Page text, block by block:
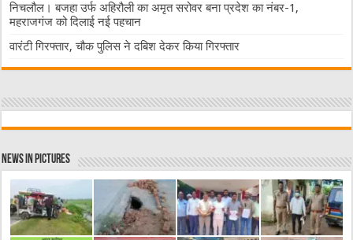
निचलौल। बजहा उर्फ अहिरौली का अमृत सरोवर बना प्रदेश का नंबर-1,
महराजगंज को दिलाई नई पहचान
वारंटी गिरफ्तार, चौक पुलिस ने दबिश देकर किया गिरफ्तार
News in Pictures